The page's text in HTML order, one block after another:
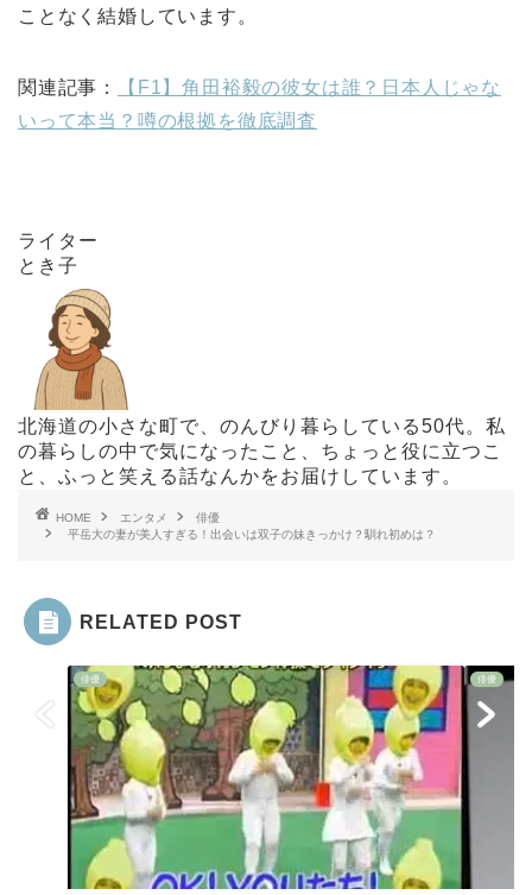
ことなく結婚しています。
関連記事：
【F1】角田裕毅の彼女は誰？日本人じゃな
いって本当？噂の根拠を徹底調査
ライター
とき子
北海道の小さな町で、のんびり暮らしている50代。私
の暮らしの中で気になったこと、ちょっと役に立つこ
と、ふっと笑える話なんかをお届けしています。
HOME エンタメ
俳優
平岳大の妻が美人すぎる！出会いは双子の妹きっかけ？馴れ初めは？
RELATED POST
俳優 俳優